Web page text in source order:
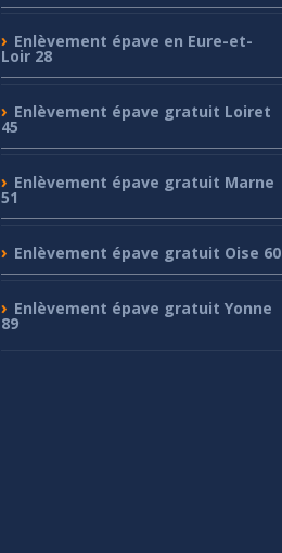
Enlèvement épave en Eure-et-
Loir 28
Enlèvement épave gratuit Loiret
45
Enlèvement épave gratuit Marne
51
Enlèvement épave gratuit Oise 60
Enlèvement épave gratuit Yonne
89